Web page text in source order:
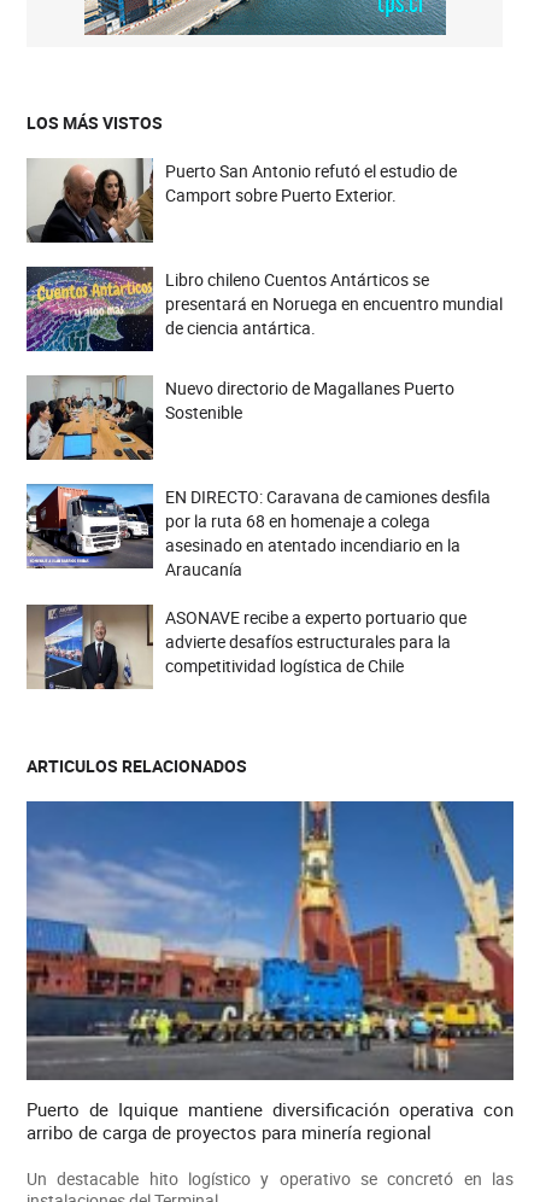
LOS MÁS VISTOS
Puerto San Antonio refutó el estudio de
Camport sobre Puerto Exterior.
Libro chileno Cuentos Antárticos se
presentará en Noruega en encuentro mundial
de ciencia antártica.
Nuevo directorio de Magallanes Puerto
Sostenible
EN DIRECTO: Caravana de camiones desfila
por la ruta 68 en homenaje a colega
asesinado en atentado incendiario en la
Araucanía
ASONAVE recibe a experto portuario que
advierte desafíos estructurales para la
competitividad logística de Chile
ARTICULOS RELACIONADOS
Puerto de Iquique mantiene diversificación operativa con
arribo de carga de proyectos para minería regional
Un destacable hito logístico y operativo se concretó en las